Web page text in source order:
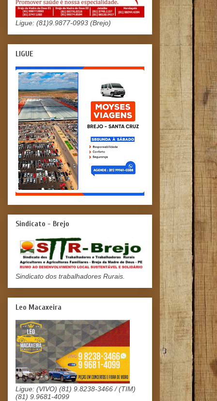
Ligue: (81)9.9877-0993 (Brejo)
LIGUE
Sindicato - Brejo
Sindicato dos trabalhadores Rurais.
Leo Macaxeira
Ligue: (VIVO) (81) 9.8238-3466 / (TIM)
(81) 9.9681-4099